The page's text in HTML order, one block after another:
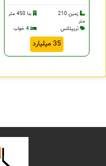
زمین 210
متر
بنا 450 متر
تریپلکس
4 خواب
35 میلیارد